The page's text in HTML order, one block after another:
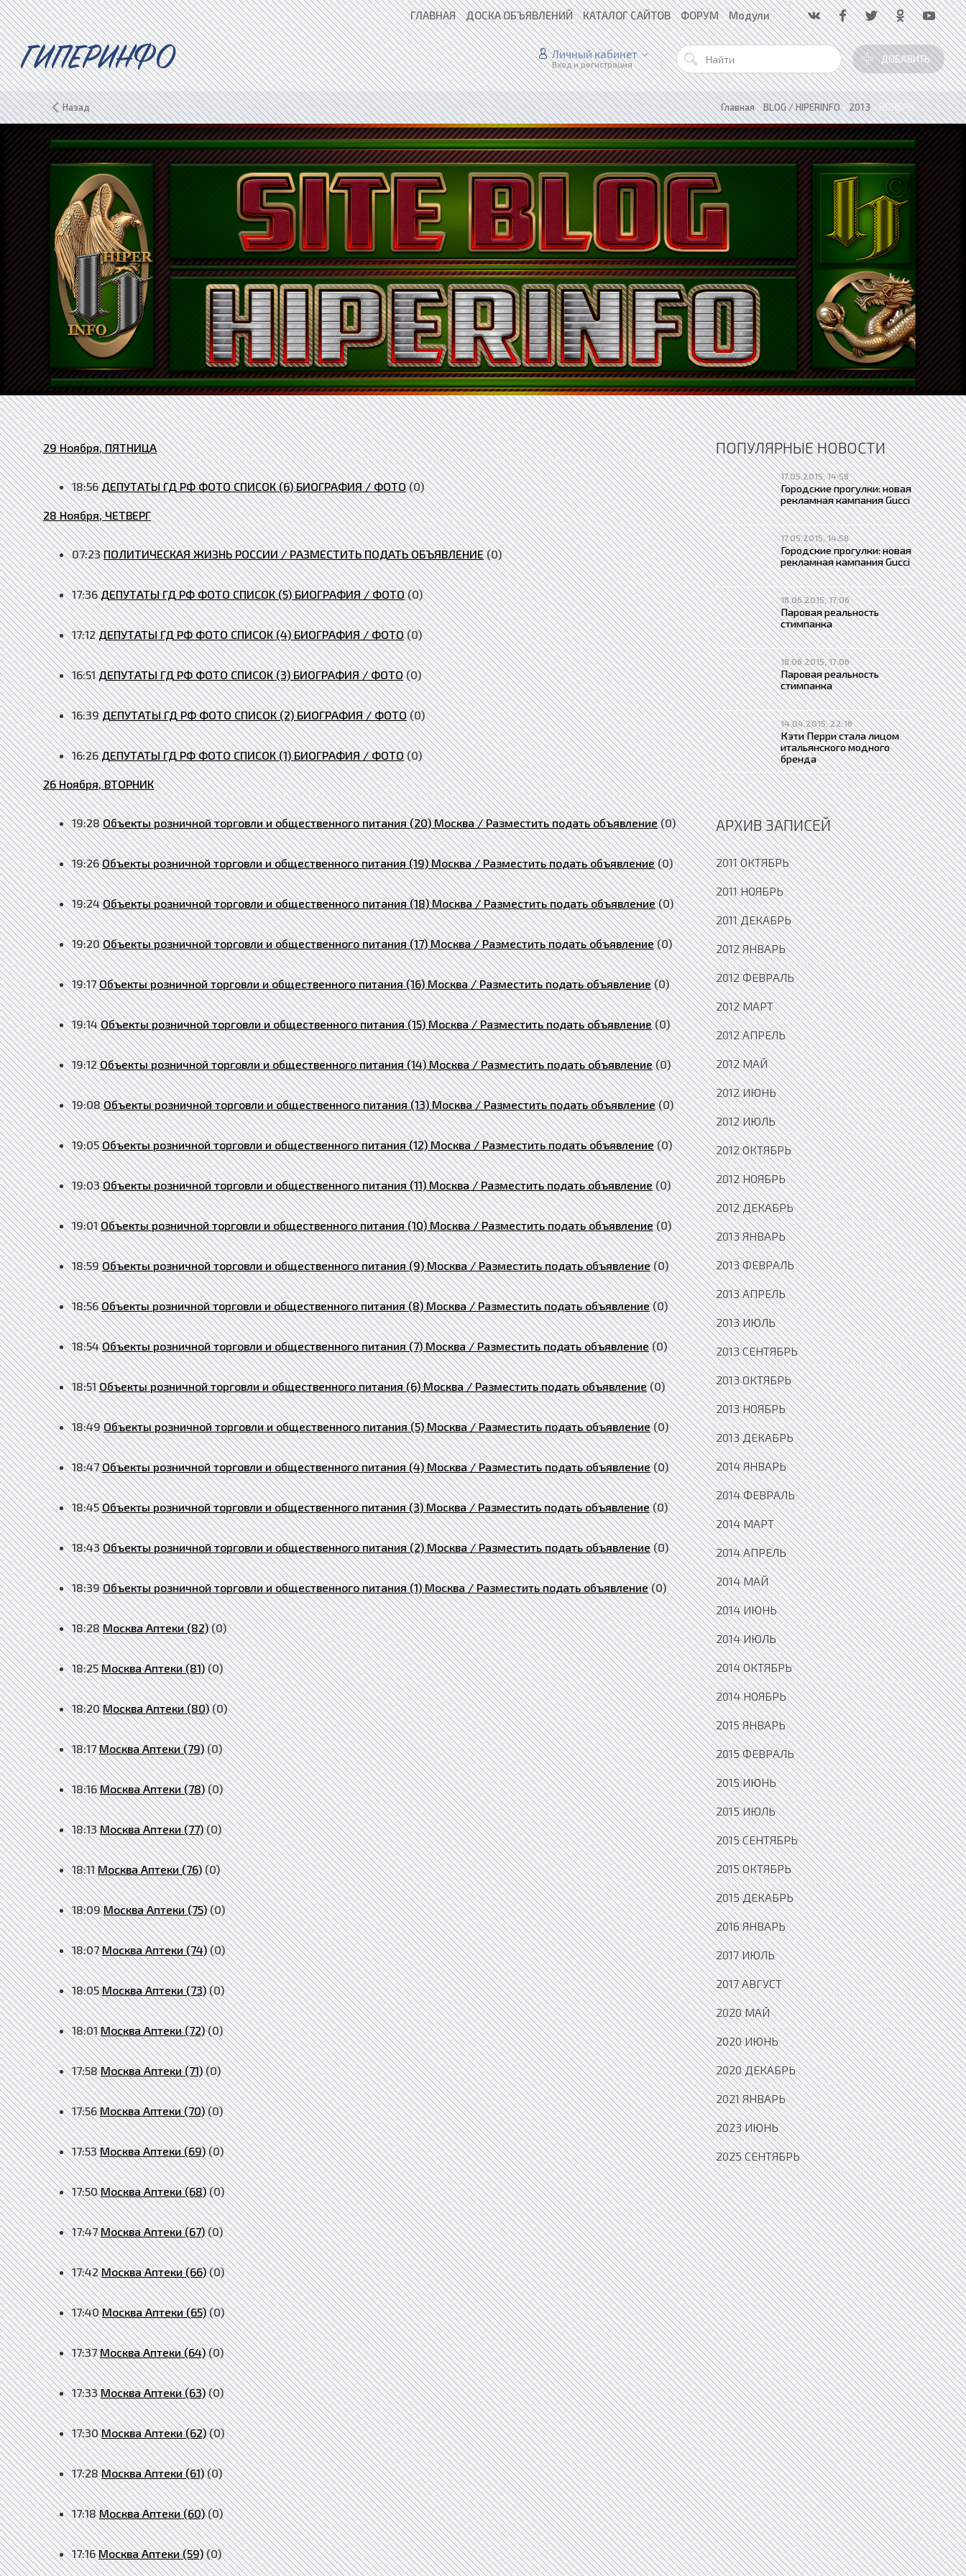
ГЛАВНАЯ ДОСКА ОБЪЯВЛЕНИЙ КАТАЛОГ САЙТОВ ФОРУМ Модули
ГИПЕРИНФО ДОБАВИТЬ
Личный кабинет
Вход и регистрация
Назад Главная»BLOG / HIPERINFO»2013»НОЯБРЬ
29 Ноября, ПЯТНИЦА
18:56 ДЕПУТАТЫ ГД РФ ФОТО СПИСОК (6) БИОГРАФИЯ / ФОТО (0)
28 Ноября, ЧЕТВЕРГ
07:23 ПОЛИТИЧЕСКАЯ ЖИЗНЬ РОССИИ / РАЗМЕСТИТЬ ПОДАТЬ ОБЪЯВЛЕНИЕ (0)
17:36 ДЕПУТАТЫ ГД РФ ФОТО СПИСОК (5) БИОГРАФИЯ / ФОТО (0)
17:12 ДЕПУТАТЫ ГД РФ ФОТО СПИСОК (4) БИОГРАФИЯ / ФОТО (0)
16:51 ДЕПУТАТЫ ГД РФ ФОТО СПИСОК (3) БИОГРАФИЯ / ФОТО (0)
16:39 ДЕПУТАТЫ ГД РФ ФОТО СПИСОК (2) БИОГРАФИЯ / ФОТО (0)
16:26 ДЕПУТАТЫ ГД РФ ФОТО СПИСОК (1) БИОГРАФИЯ / ФОТО (0)
26 Ноября, ВТОРНИК
19:28 Объекты розничной торговли и общественного питания (20) Москва / Разместить подать объявление (0)
19:26 Объекты розничной торговли и общественного питания (19) Москва / Разместить подать объявление (0)
19:24 Объекты розничной торговли и общественного питания (18) Москва / Разместить подать объявление (0)
19:20 Объекты розничной торговли и общественного питания (17) Москва / Разместить подать объявление (0)
19:17 Объекты розничной торговли и общественного питания (16) Москва / Разместить подать объявление (0)
19:14 Объекты розничной торговли и общественного питания (15) Москва / Разместить подать объявление (0)
19:12 Объекты розничной торговли и общественного питания (14) Москва / Разместить подать объявление (0)
19:08 Объекты розничной торговли и общественного питания (13) Москва / Разместить подать объявление (0)
19:05 Объекты розничной торговли и общественного питания (12) Москва / Разместить подать объявление (0)
19:03 Объекты розничной торговли и общественного питания (11) Москва / Разместить подать объявление (0)
19:01 Объекты розничной торговли и общественного питания (10) Москва / Разместить подать объявление (0)
18:59 Объекты розничной торговли и общественного питания (9) Москва / Разместить подать объявление (0)
18:56 Объекты розничной торговли и общественного питания (8) Москва / Разместить подать объявление (0)
18:54 Объекты розничной торговли и общественного питания (7) Москва / Разместить подать объявление (0)
18:51 Объекты розничной торговли и общественного питания (6) Москва / Разместить подать объявление (0)
18:49 Объекты розничной торговли и общественного питания (5) Москва / Разместить подать объявление (0)
18:47 Объекты розничной торговли и общественного питания (4) Москва / Разместить подать объявление (0)
18:45 Объекты розничной торговли и общественного питания (3) Москва / Разместить подать объявление (0)
18:43 Объекты розничной торговли и общественного питания (2) Москва / Разместить подать объявление (0)
18:39 Объекты розничной торговли и общественного питания (1) Москва / Разместить подать объявление (0)
18:28 Москва Аптеки (82) (0)
18:25 Москва Аптеки (81) (0)
18:20 Москва Аптеки (80) (0)
18:17 Москва Аптеки (79) (0)
18:16 Москва Аптеки (78) (0)
18:13 Москва Аптеки (77) (0)
18:11 Москва Аптеки (76) (0)
18:09 Москва Аптеки (75) (0)
18:07 Москва Аптеки (74) (0)
18:05 Москва Аптеки (73) (0)
18:01 Москва Аптеки (72) (0)
17:58 Москва Аптеки (71) (0)
17:56 Москва Аптеки (70) (0)
17:53 Москва Аптеки (69) (0)
17:50 Москва Аптеки (68) (0)
17:47 Москва Аптеки (67) (0)
17:42 Москва Аптеки (66) (0)
17:40 Москва Аптеки (65) (0)
17:37 Москва Аптеки (64) (0)
17:33 Москва Аптеки (63) (0)
17:30 Москва Аптеки (62) (0)
17:28 Москва Аптеки (61) (0)
17:18 Москва Аптеки (60) (0)
17:16 Москва Аптеки (59) (0)
ПОПУЛЯРНЫЕ НОВОСТИ
17.05.2015, 14:58
Городские прогулки: новая
рекламная кампания Gucci
17.05.2015, 14:58
Городские прогулки: новая
рекламная кампания Gucci
18.06.2015, 17:06
Паровая реальность
стимпанка
18.06.2015, 17:06
Паровая реальность
стимпанка
14.04.2015, 22:16
Кэти Перри стала лицом
итальянского модного
бренда
АРХИВ ЗАПИСЕЙ
2011 ОКТЯБРЬ
2011 НОЯБРЬ
2011 ДЕКАБРЬ
2012 ЯНВАРЬ
2012 ФЕВРАЛЬ
2012 МАРТ
2012 АПРЕЛЬ
2012 МАЙ
2012 ИЮНЬ
2012 ИЮЛЬ
2012 ОКТЯБРЬ
2012 НОЯБРЬ
2012 ДЕКАБРЬ
2013 ЯНВАРЬ
2013 ФЕВРАЛЬ
2013 АПРЕЛЬ
2013 ИЮЛЬ
2013 СЕНТЯБРЬ
2013 ОКТЯБРЬ
2013 НОЯБРЬ
2013 ДЕКАБРЬ
2014 ЯНВАРЬ
2014 ФЕВРАЛЬ
2014 МАРТ
2014 АПРЕЛЬ
2014 МАЙ
2014 ИЮНЬ
2014 ИЮЛЬ
2014 ОКТЯБРЬ
2014 НОЯБРЬ
2015 ЯНВАРЬ
2015 ФЕВРАЛЬ
2015 ИЮНЬ
2015 ИЮЛЬ
2015 СЕНТЯБРЬ
2015 ОКТЯБРЬ
2015 ДЕКАБРЬ
2016 ЯНВАРЬ
2017 ИЮЛЬ
2017 АВГУСТ
2020 МАЙ
2020 ИЮНЬ
2020 ДЕКАБРЬ
2021 ЯНВАРЬ
2023 ИЮНЬ
2025 СЕНТЯБРЬ